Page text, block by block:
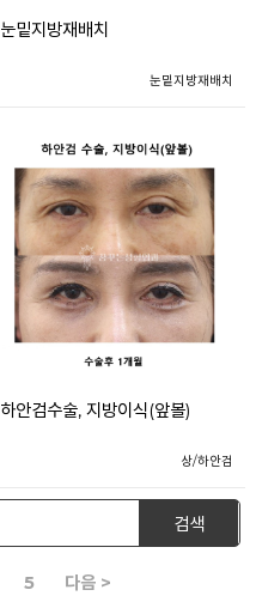
눈밑지방재배치
눈밑지방재배치
하안검수술, 지방이식(앞볼)
상/하안검
검색
5 다음 >